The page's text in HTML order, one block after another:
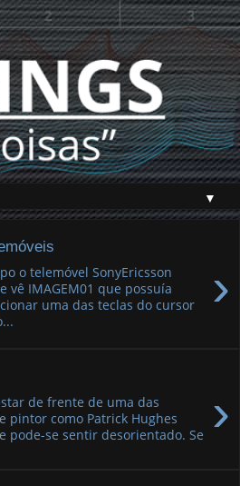
▼
›
o telemóvel SonyEricsson
vê IMAGEM01 que possuía
uma das teclas do cursor
›
de frente de uma das
pintor como Patrick Hughes
pode-se sentir desorientado. Se